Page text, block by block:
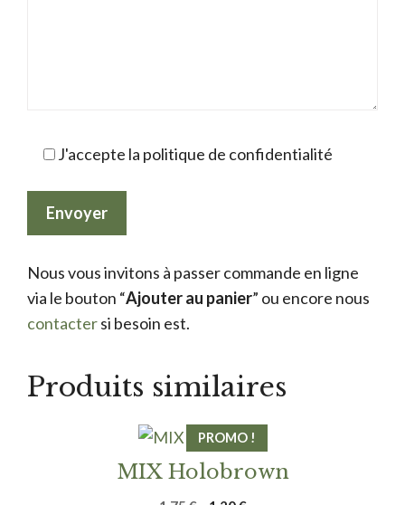
J'accepte la politique de confidentialité
Nous vous invitons à passer commande en ligne
via le bouton “Ajouter au panier” ou encore nous
contactersi besoin est.
Produits similaires
PROMO !
MIX Holobrown